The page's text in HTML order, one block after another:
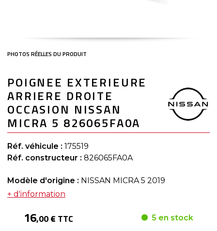
to
the
beginning
of
the
images
gallery
POIGNEE EXTERIEURE
ARRIERE DROITE
OCCASION NISSAN
MICRA 5 826065FA0A
Réf. véhicule : 175519
Réf. constructeur : 826065FA0A
Modèle d'origine : NISSAN MICRA 5 2019
+ d'information
16,00 € TTC 5 en stock